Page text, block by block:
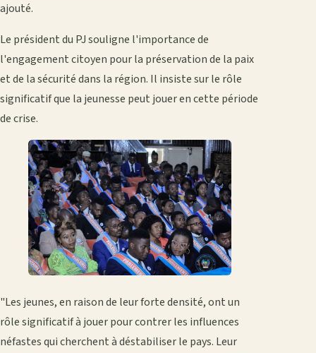
ajouté.
Le président du PJ souligne l'importance de
l'engagement citoyen pour la préservation de la paix
et de la sécurité dans la région. Il insiste sur le rôle
significatif que la jeunesse peut jouer en cette période
de crise.
"Les jeunes, en raison de leur forte densité, ont un
rôle significatif à jouer pour contrer les influences
néfastes qui cherchent à déstabiliser le pays. Leur